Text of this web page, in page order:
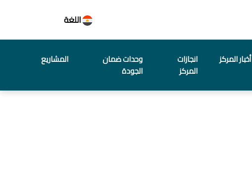
اللغة
أخبار المركز
انجازات
المركز
وحدات ضمان
الجودة
المشاريع